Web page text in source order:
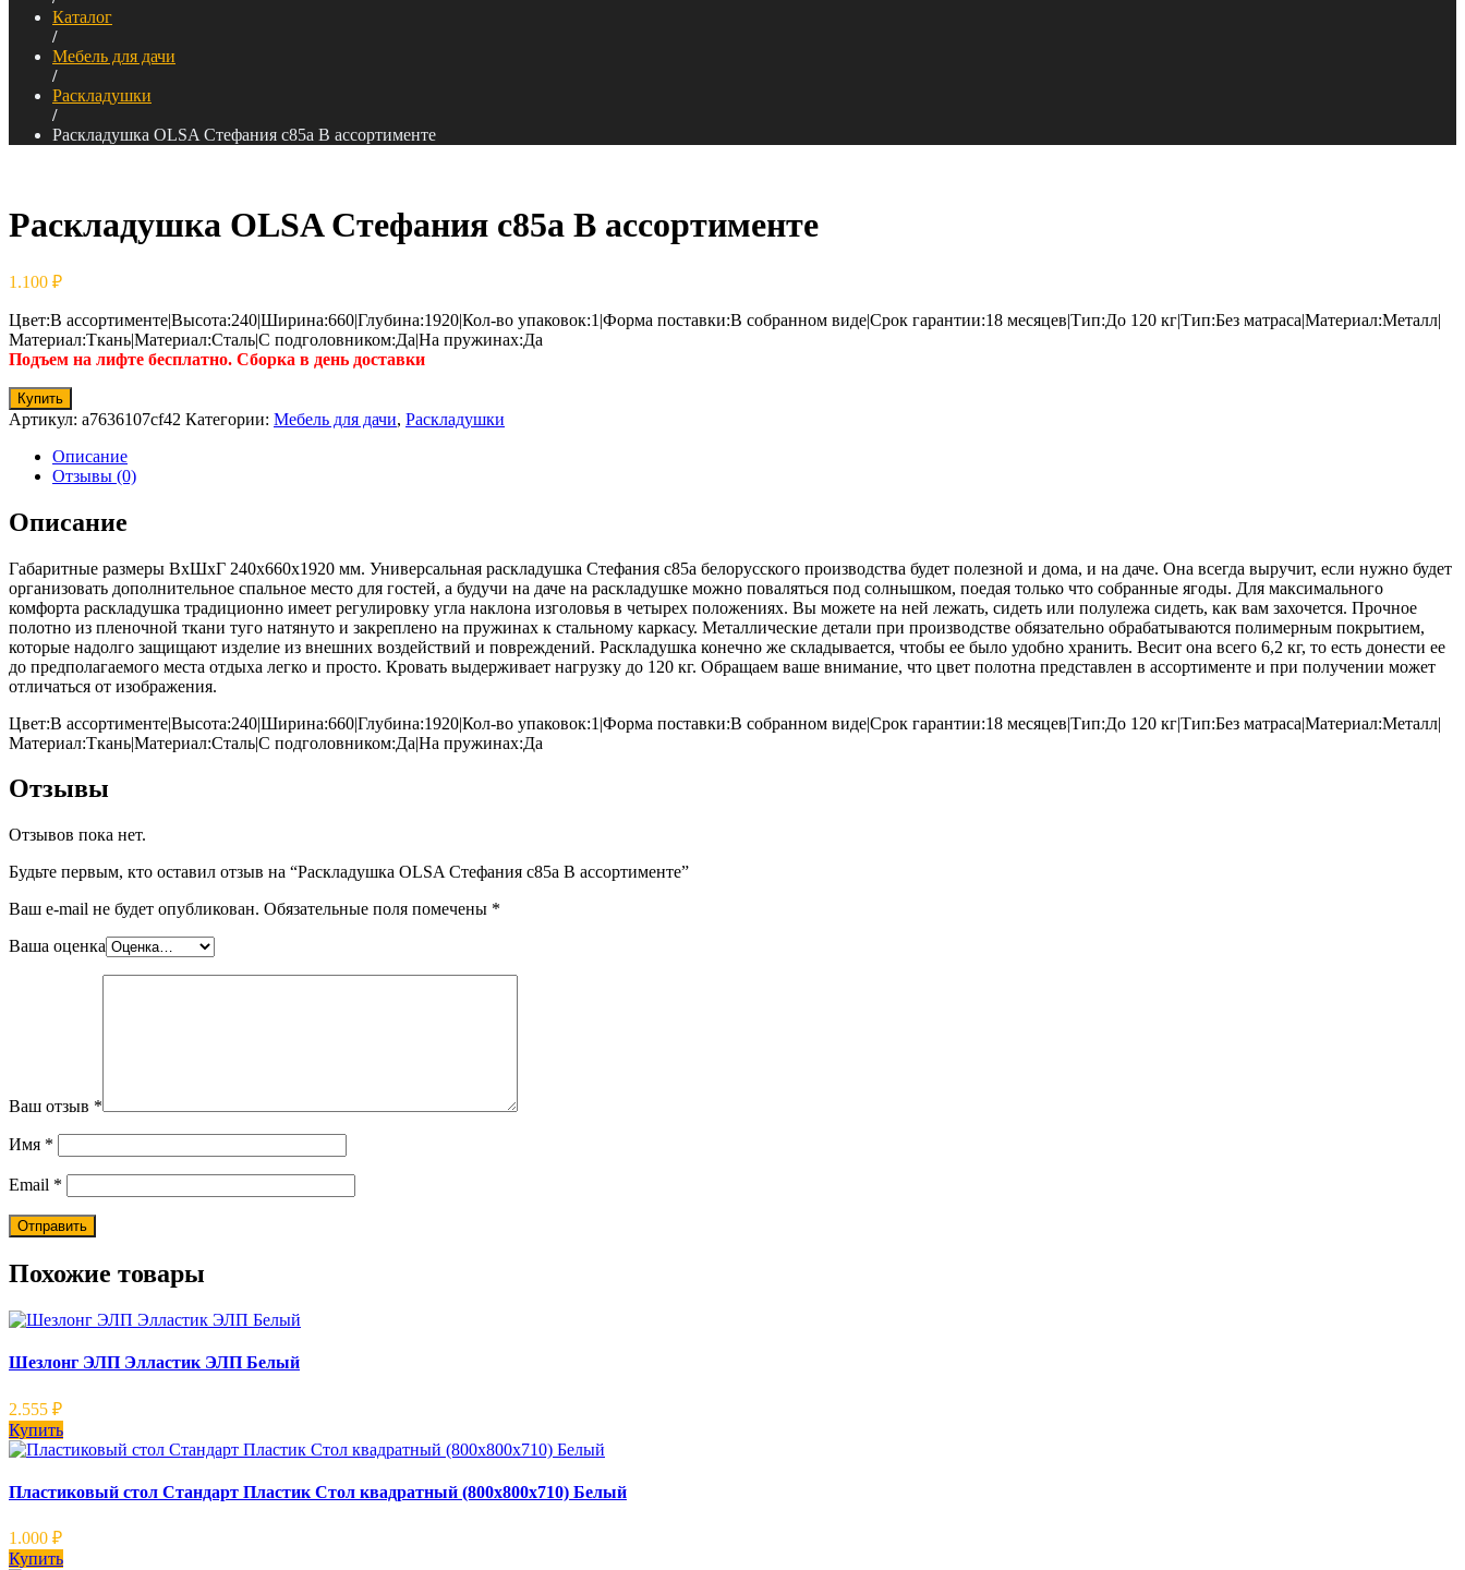
Каталог
/
Мебель для дачи
/
Раскладушки
/
Раскладушка OLSA Стефания с85а В ассортименте
Раскладушка OLSA Стефания с85а В ассортименте
1.100 ₽
Цвет:В ассортименте|Высота:240|Ширина:660|Глубина:1920|Кол-во упаковок:1|Форма поставки:В собранном виде|Срок гарантии:18 месяцев|Тип:До 120 кг|Тип:Без матраса|Материал:Металл|
Материал:Ткань|Материал:Сталь|С подголовником:Да|На пружинах:Да
Подъем на лифте бесплатно. Сборка в день доставки
Купить
Артикул: a7636107cf42 Категории: Мебель для дачи, Раскладушки
Описание
Отзывы (0)
Описание
Габаритные размеры ВхШхГ 240x660x1920 мм. Универсальная раскладушка Стефания с85а белорусского производства будет полезной и дома, и на даче. Она всегда выручит, если нужно будет
организовать дополнительное спальное место для гостей, а будучи на даче на раскладушке можно поваляться под солнышком, поедая только что собранные ягоды. Для максимального
комфорта раскладушка традиционно имеет регулировку угла наклона изголовья в четырех положениях. Вы можете на ней лежать, сидеть или полулежа сидеть, как вам захочется. Прочное
полотно из пленочной ткани туго натянуто и закреплено на пружинах к стальному каркасу. Металлические детали при производстве обязательно обрабатываются полимерным покрытием,
которые надолго защищают изделие из внешних воздействий и повреждений. Раскладушка конечно же складывается, чтобы ее было удобно хранить. Весит она всего 6,2 кг, то есть донести ее
до предполагаемого места отдыха легко и просто. Кровать выдерживает нагрузку до 120 кг. Обращаем ваше внимание, что цвет полотна представлен в ассортименте и при получении может
отличаться от изображения.
Цвет:В ассортименте|Высота:240|Ширина:660|Глубина:1920|Кол-во упаковок:1|Форма поставки:В собранном виде|Срок гарантии:18 месяцев|Тип:До 120 кг|Тип:Без матраса|Материал:Металл|
Материал:Ткань|Материал:Сталь|С подголовником:Да|На пружинах:Да
Отзывы
Отзывов пока нет.
Будьте первым, кто оставил отзыв на “Раскладушка OLSA Стефания с85а В ассортименте”
Ваш e-mail не будет опубликован. Обязательные поля помечены *
Ваша оценка
Ваш отзыв *
Имя *
Email *
Похожие товары
Шезлонг ЭЛП Элластик ЭЛП Белый
2.555 ₽
Купить
Пластиковый стол Стандарт Пластик Стол квадратный (800х800х710) Белый
1.000 ₽
Купить